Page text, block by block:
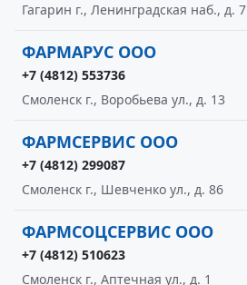
Гагарин г., Ленинградская наб., д. 7
ФАРМАРУС ООО
+7 (4812) 553736
Смоленск г., Воробьева ул., д. 13
ФАРМСЕРВИС ООО
+7 (4812) 299087
Смоленск г., Шевченко ул., д. 86
ФАРМСОЦСЕРВИС ООО
+7 (4812) 510623
Смоленск г., Аптечная ул., д. 1